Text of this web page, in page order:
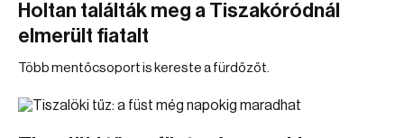
Holtan találták meg a Tiszakóródnál
elmerült fiatalt
Több mentőcsoport is kereste a fürdőzőt.